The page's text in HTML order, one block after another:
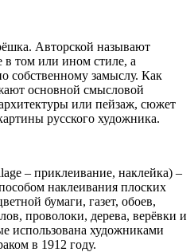
Авторской называют
в том или ином стиле, а
собственному замыслу. Как
основной смысловой
или пейзаж, сюжет
русского художника.
– приклеивание, наклейка) –
наклеивания плоских
бумаги, газет, обоев,
проволоки, дерева, верёвки и
использована художниками
в 1912 году.